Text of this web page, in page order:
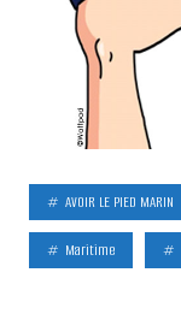
AVOIR LE PIED MARIN
Maritime